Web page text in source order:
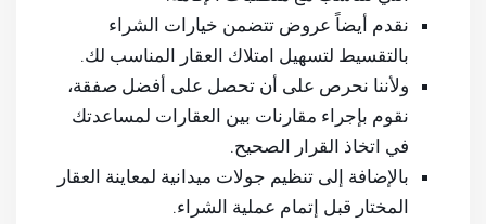
نقدم أيضاً عروض تتضمن خيارات الشراء
بالتقسيط لتسهيل امتلاك العقار المناسب لك.
ولأننا نحرص على أن تحصل على أفضل صفقة،
نقوم بإجراء مقارنات بين العقارات لمساعدتك
في اتخاذ القرار الصحيح.
بالإضافة إلى تنظيم جولات ميدانية لمعاينة العقار
المختار قبل إتمام عملية الشراء.